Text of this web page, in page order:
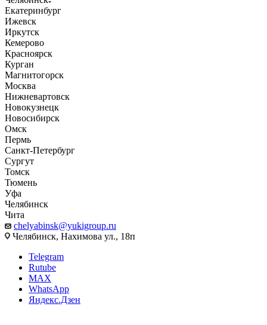
Екатеринбург
Ижевск
Иркутск
Кемерово
Красноярск
Курган
Магнитогорск
Москва
Нижневартовск
Новокузнецк
Новосибирск
Омск
Пермь
Санкт-Петербург
Сургут
Томск
Тюмень
Уфа
Челябинск
Чита
chelyabinsk@yukigroup.ru
Челябинск, Нахимова ул., 18п
Telegram
Rutube
MAX
WhatsApp
Яндекс.Дзен